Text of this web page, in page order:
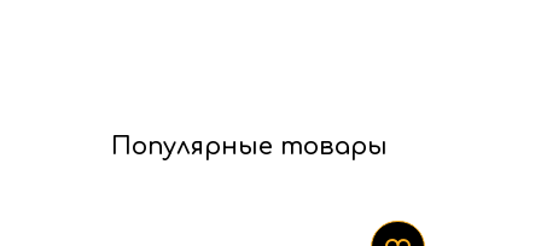
Популярные товары